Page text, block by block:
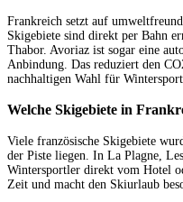
Frankreich setzt auf
Skigebiete sind direkt per Bahn
Thabor. Avoriaz ist sogar eine
Anbindung. Das reduziert den
nachhaltigen Wahl für
Welche Skigebiete in
Viele französische Skigebiete
der Piste liegen. In La Plagne,
Wintersportler direkt vom Hotel
Zeit und macht den Skiurlaub